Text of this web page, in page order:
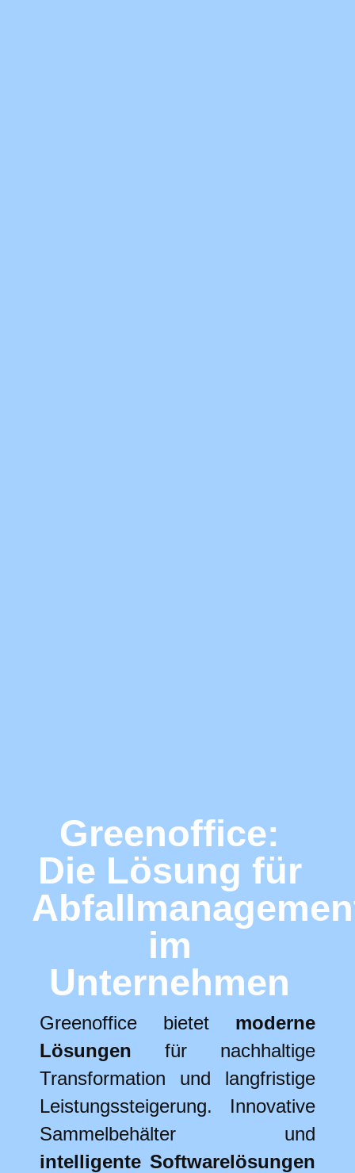
Greenoffice:
Die Lösung für
im
Unternehmen
Greenoffice bietet moderne
Lösungen für nachhaltige
Transformation und langfristige
Leistungssteigerung. Innovative
Sammelbehälter und
intelligente Softwarelösungen